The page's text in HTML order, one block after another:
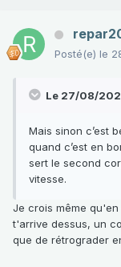
Posté(e) le
Le 27/08/
Mais sinon c’est
quand c’est en
sert le second
vitesse.
Je crois même
t'arrive dessus, un
que de rétrograder